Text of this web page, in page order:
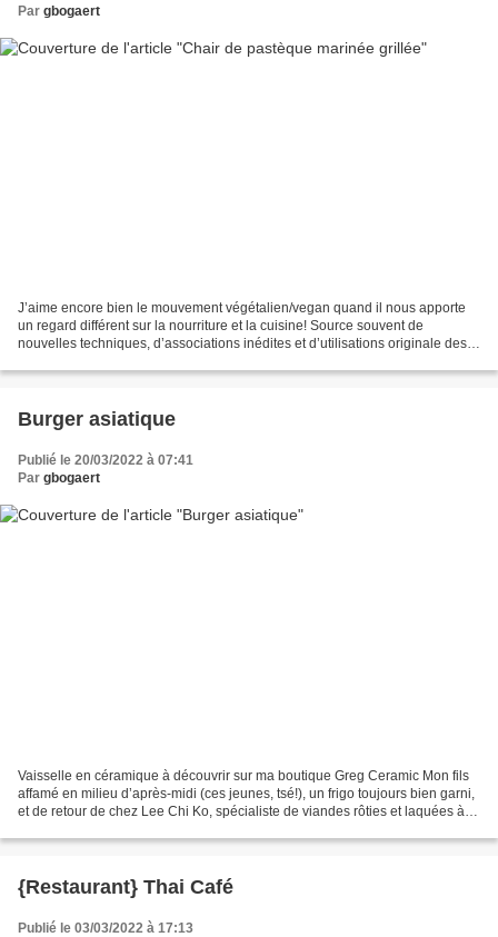
Par gbogaert
J’aime encore bien le mouvement végétalien/vegan quand il nous apporte
un regard différent sur la nourriture et la cuisine! Source souvent de
nouvelles techniques, d’associations inédites et d’utilisations originale des
Burger asiatique
Publié le 20/03/2022 à 07:41
Par gbogaert
Vaisselle en céramique à découvrir sur ma boutique Greg Ceramic Mon fils
affamé en milieu d’après-midi (ces jeunes, tsé!), un frigo toujours bien garni,
et de retour de chez Lee Chi Ko, spécialiste de viandes rôties et laquées à
{Restaurant} Thai Café
Publié le 03/03/2022 à 17:13